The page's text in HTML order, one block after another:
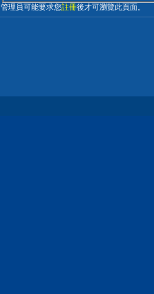
管理員可能要求您註冊後才可瀏覽此頁面。